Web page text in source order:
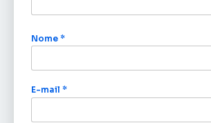
Nome *
E-mail *